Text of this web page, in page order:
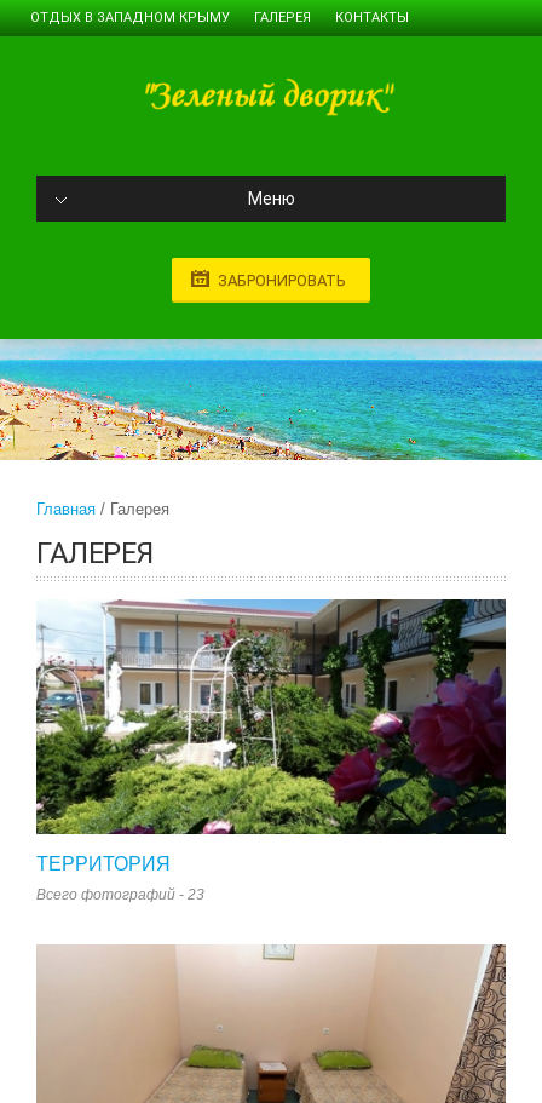
ОТДЫХ В ЗАПАДНОМ КРЫМУ ГАЛЕРЕЯ КОНТАКТЫ
Меню
ЗАБРОНИРОВАТЬ
Главная Галерея
ГАЛЕРЕЯ
ТЕРРИТОРИЯ
Всего фотографий - 23